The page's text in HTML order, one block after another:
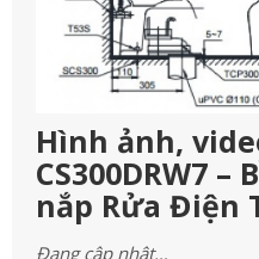
Hình ảnh,
CS300DRW7 –
nắp Rửa Điện
Đang cập nhật…